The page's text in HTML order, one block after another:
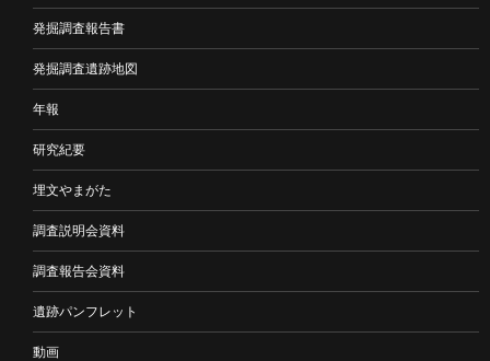
発掘調査報告書
発掘調査遺跡地図
年報
研究紀要
埋文やまがた
調査説明会資料
調査報告会資料
遺跡パンフレット
動画